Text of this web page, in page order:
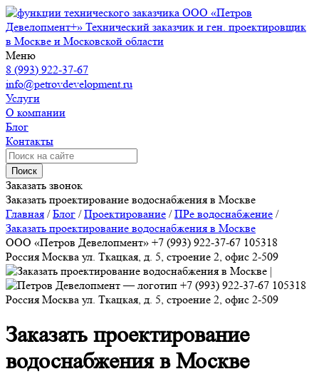
ООО «Петров
Девелопмент+» Технический заказчик и ген. проектировщик
в Москве и Московской области
Меню
8 (993) 922-37-67
info@petrovdevelopment.ru
Услуги
О компании
Блог
Контакты
Поиск
Заказать звонок
Заказать проектирование водоснабжения в Москве
Главная /Блог /Проектирование /ПРе водоснабжение /
Заказать проектирование водоснабжения в Москве
ООО «Петров Девелопмент» +7 (993) 922-37-67 105318
Россия Москва ул. Ткацкая, д. 5, строение 2, офис 2-509
+7 (993) 922-37-67 105318
Россия Москва ул. Ткацкая, д. 5, строение 2, офис 2-509
Заказать проектирование
водоснабжения в Москве